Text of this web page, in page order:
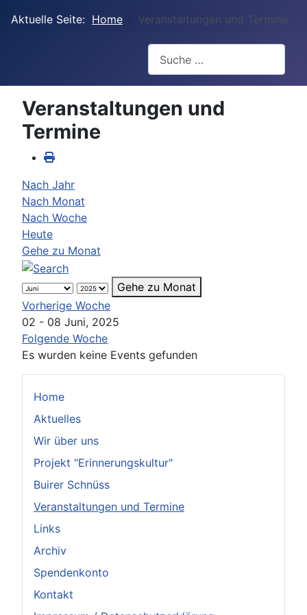
Aktuelle Seite: Home Veranstaltungen und Termine
Home
Aktuelles
Wir über uns
Projekt "Erinnerungskultur"
Buirer Schnüss
Veranstaltungen und Termine
Links
Archiv
Spendenkonto
Kontakt
Veranstaltungen und
Termine
Nach Jahr
Nach Monat
Nach Woche
Heute
Gehe zu Monat
Gehe zu Monat
Vorherige Woche
02 - 08 Juni, 2025
Folgende Woche
Es wurden keine Events gefunden